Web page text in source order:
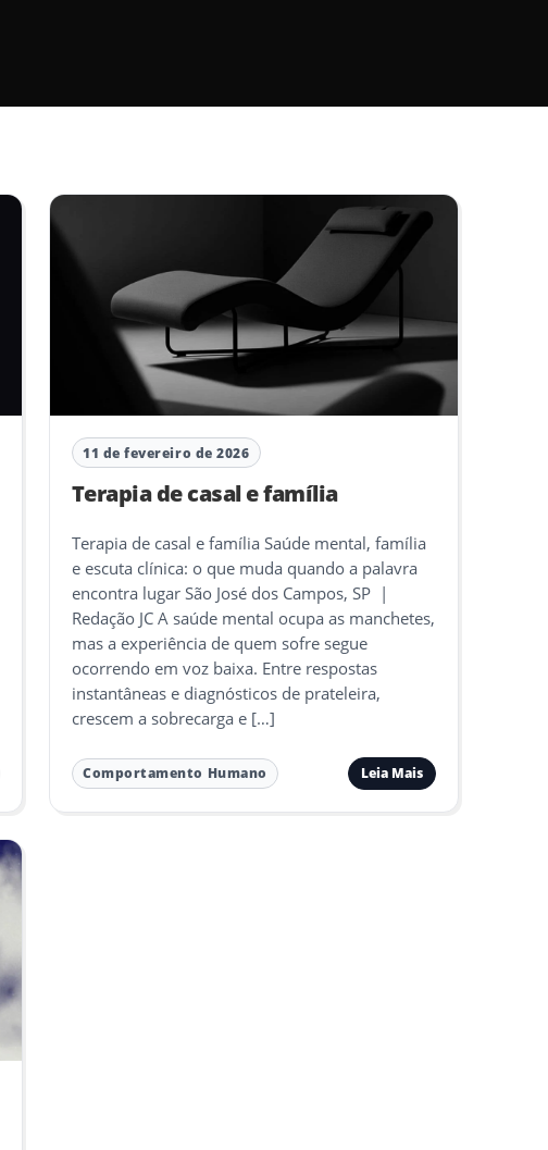
11 de fevereiro de 2026
Terapia de casal e família
Terapia de casal e família Saúde mental, família
e escuta clínica: o que muda quando a palavra
encontra lugar São José dos Campos, SP |
Redação JC A saúde mental ocupa as manchetes,
mas a experiência de quem sofre segue
ocorrendo em voz baixa. Entre respostas
instantâneas e diagnósticos de prateleira,
crescem a sobrecarga e […]
Comportamento Humano Leia Mais